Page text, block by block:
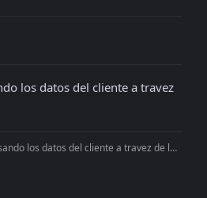
los datos del cliente a travez
los datos del cliente a travez de la API